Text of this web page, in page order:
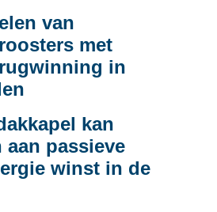
van
met
in
kan
aan passieve
winst in de